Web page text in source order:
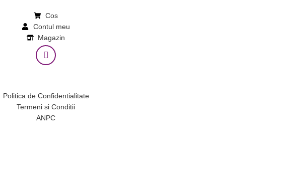
Cos
Contul meu
Magazin
Politica de Confidentialitate
Termeni si Conditii
ANPC